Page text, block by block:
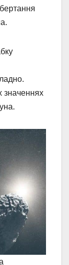
значеннях